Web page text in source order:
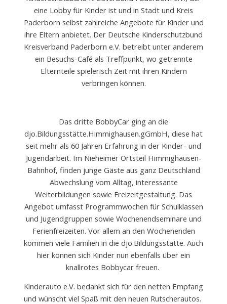
eine Lobby für Kinder ist und in Stadt und Kreis
Paderborn selbst zahlreiche Angebote für Kinder und
ihre Eltern anbietet. Der Deutsche Kinderschutzbund
Kreisverband Paderborn e.V. betreibt unter anderem
ein Besuchs-Café als Treffpunkt, wo getrennte
Elternteile spielerisch Zeit mit ihren Kindern
verbringen können.
Das dritte BobbyCar ging an die
djo.Bildungsstätte.Himmighausen.gGmbH, diese hat
seit mehr als 60 Jahren Erfahrung in der Kinder- und
Jugendarbeit. Im Nieheimer Ortsteil Himmighausen-
Bahnhof, finden junge Gäste aus ganz Deutschland
Abwechslung vom Alltag, interessante
Weiterbildungen sowie Freizeitgestaltung. Das
Angebot umfasst Programmwochen für Schulklassen
und Jugendgruppen sowie Wochenendseminare und
Ferienfreizeiten. Vor allem an den Wochenenden
kommen viele Familien in die djo.Bildungsstätte. Auch
hier können sich Kinder nun ebenfalls über ein
knallrotes Bobbycar freuen.
Kinderauto e.V. bedankt sich für den netten Empfang
und wünscht viel Spaß mit den neuen Rutscherautos.